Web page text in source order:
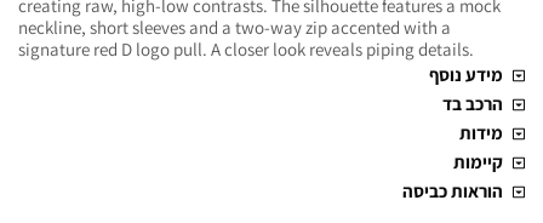
creating raw, high-low contrasts. The silhouette features a mock
neckline, short sleeves and a two-way zip accented with a
signature red D logo pull. A closer look reveals piping details.
מידע נוסף
הרכב בד
מידות
קיימות
הוראות כביסה